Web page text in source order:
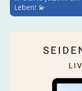
Leben! 💫